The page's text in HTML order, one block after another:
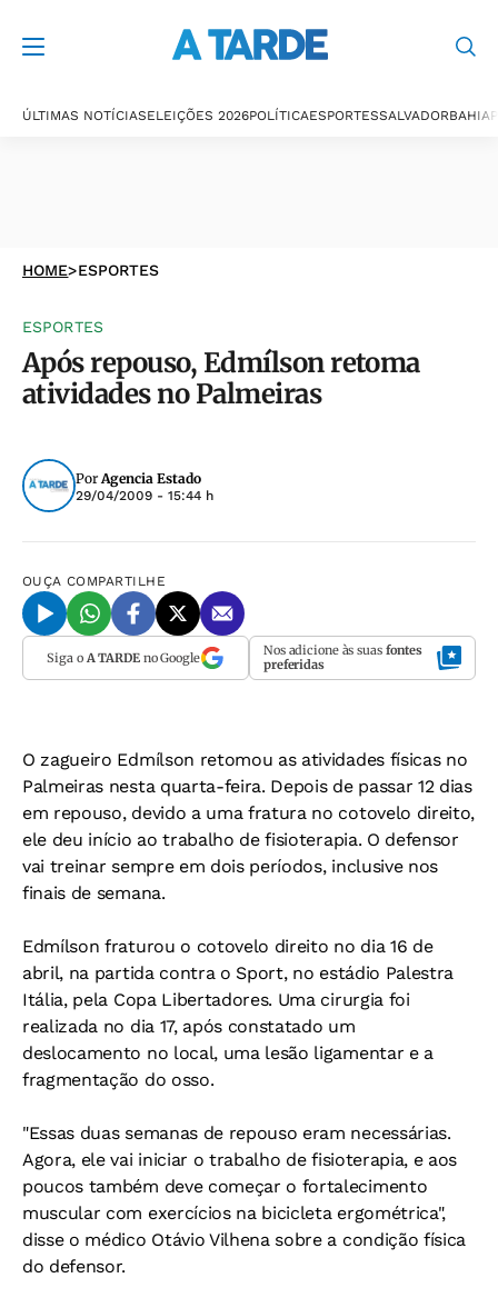
ÚLTIMAS NOTÍCIASELEIÇÕES 2026POLÍTICAESPORTESSALVADORBAHIA
HOME>ESPORTES
ESPORTES
Após repouso, Edmílson retoma
atividades no Palmeiras
PorAgencia Estado
29/04/2009 - 15:44 h
OUÇA COMPARTILHE
Siga o A TARDEno Google Nos adicione às suas fontes
preferidas
O zagueiro Edmílson retomou as atividades físicas no
Palmeiras nesta quarta-feira. Depois de passar 12 dias
em repouso, devido a uma fratura no cotovelo direito,
ele deu início ao trabalho de fisioterapia. O defensor
vai treinar sempre em dois períodos, inclusive nos
finais de semana.
Edmílson fraturou o cotovelo direito no dia 16 de
abril, na partida contra o Sport, no estádio Palestra
Itália, pela Copa Libertadores. Uma cirurgia foi
realizada no dia 17, após constatado um
deslocamento no local, uma lesão ligamentar e a
fragmentação do osso.
"Essas duas semanas de repouso eram necessárias.
Agora, ele vai iniciar o trabalho de fisioterapia, e aos
poucos também deve começar o fortalecimento
muscular com exercícios na bicicleta ergométrica",
disse o médico Otávio Vilhena sobre a condição física
do defensor.